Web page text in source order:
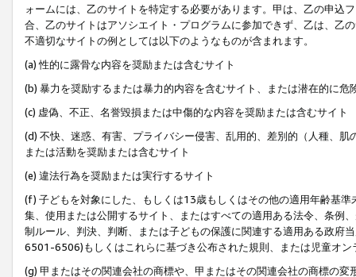
ォームには、乙のサイトを特定する必要があります。甲は、乙の申込
合、乙のサイトはアソシエイト・プログラムに参加できず、乙は、乙
不適切なサイトの例としては以下のようなものが含まれます。
(a) 性的に露骨な内容を奨励または含むサイト
(b) 暴力を奨励するまたは暴力的内容を含むサイト、または潜在的に
(c) 虚偽、不正、名誉毀損または中傷的な内容を奨励または含むサイト
(d) 不快、迷惑、有害、プライバシー侵害、乱用的、差別的（人種、
または活動を奨励または含むサイト
(e) 違法行為を奨励または実行するサイト
(f) 子どもを対象にした、もしくは13歳もしくはその他の適用年齢基
集、使用または公開するサイト、またはすべての適用ある法令、条例
制ルール、判決、判断、または子どもの保護に関連する適用ある政府
6501-6506)もしくはこれらに基づき公布された規則、または児童オン
(g) 甲またはその関連会社の商標や、甲またはその関連会社の商標の